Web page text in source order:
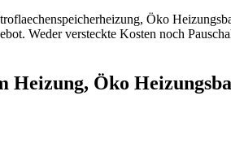
Öko
Weder versteckte Kosten noch
Öko